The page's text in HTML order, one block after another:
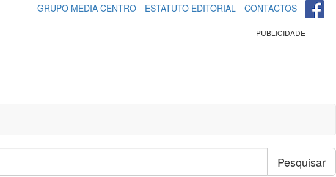
GRUPO MEDIA CENTRO ESTATUTO EDITORIAL CONTACTOS
PUBLICIDADE
Pesquisar